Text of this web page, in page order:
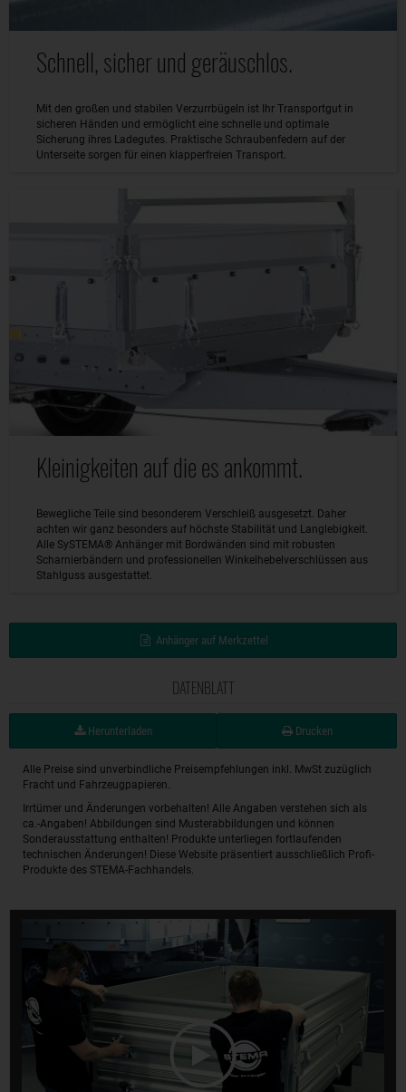
Schnell, sicher und geräuschlos.
Mit den großen und stabilen Verzurrbügeln ist Ihr Transportgut in
sicheren Händen und ermöglicht eine schnelle und optimale
Sicherung ihres Ladegutes. Praktische Schraubenfedern auf der
Unterseite sorgen für einen klapperfreien Transport.
Kleinigkeiten auf die es ankommt.
Bewegliche Teile sind besonderem Verschleiß ausgesetzt. Daher
achten wir ganz besonders auf höchste Stabilität und Langlebigkeit.
Alle SySTEMA® Anhänger mit Bordwänden sind mit robusten
Scharnierbändern und professionellen Winkelhebelverschlüssen aus
Stahlguss ausgestattet.
Anhänger auf Merkzettel
DATENBLATT
Herunterladen Drucken
Alle Preise sind unverbindliche Preisempfehlungen inkl. MwSt zuzüglich
Fracht und Fahrzeugpapieren.
Irrtümer und Änderungen vorbehalten! Alle Angaben verstehen sich als
ca.-Angaben! Abbildungen sind Musterabbildungen und können
Sonderausstattung enthalten! Produkte unterliegen fortlaufenden
technischen Änderungen! Diese Website präsentiert ausschließlich Profi-
Produkte des STEMA-Fachhandels.